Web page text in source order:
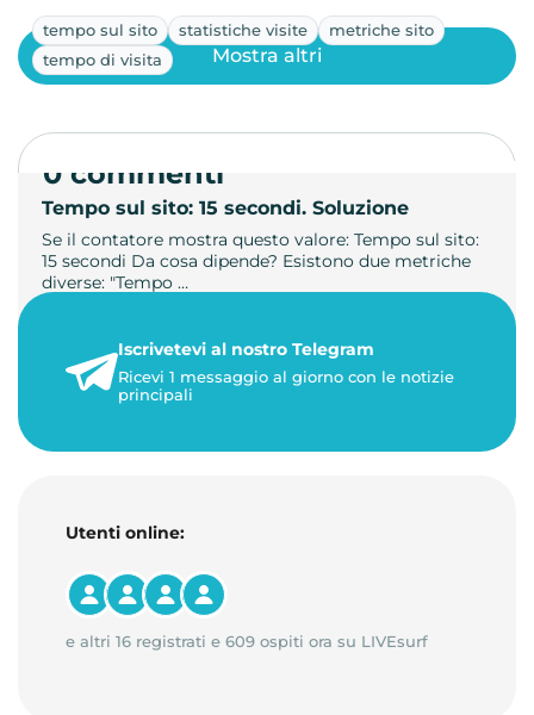
tempo sul sito statistiche visite
metriche sito
tempo di visita
Tempo sul sito: 15 secondi. Soluzione
Se il contatore mostra questo valore: Tempo sul sito:
15 secondi Da cosa dipende? Esistono due metriche
diverse: "Tempo …
3 minuti di lettura
Mostra altri
0 commenti
Iscrivetevi al nostro Telegram
Ricevi 1 messaggio al giorno con le notizie
principali
Utenti online:
e altri 16 registrati e 609 ospiti ora su LIVEsurf